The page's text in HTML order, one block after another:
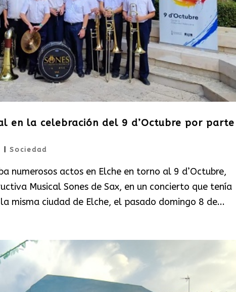
en la celebración del 9 d’Octubre por
Sociedad
numerosos actos en Elche en torno al 9 d’Octubre,
Musical Sones de Sax, en un concierto que tenía
misma ciudad de Elche, el pasado domingo 8 de...